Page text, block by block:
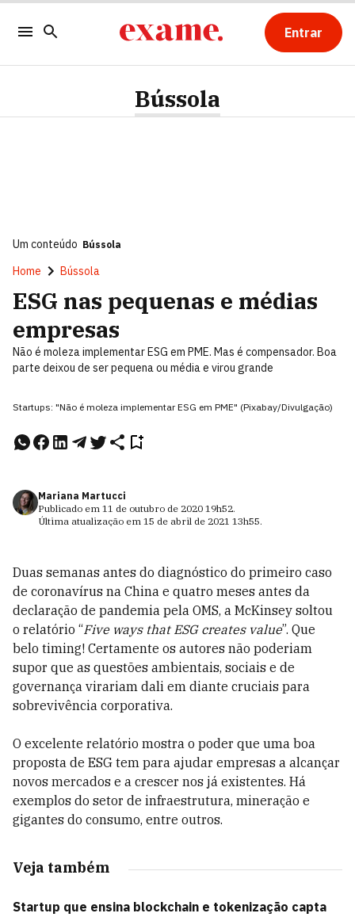
Entrar
Bússola
Um conteúdo Bússola
Home Bússola
ESG nas pequenas e médias
empresas
Não é moleza implementar ESG em PME. Mas é compensador. Boa
parte deixou de ser pequena ou média e virou grande
Startups: "Não é moleza implementar ESG em PME" (Pixabay/Divulgação)
Mariana Martucci
Publicado em 11 de outubro de 2020 19h52.
Última atualização em 15 de abril de 2021 13h55.
Duas semanas antes do diagnóstico do primeiro caso
de coronavírus na China e quatro meses antes da
declaração de pandemia pela OMS, a McKinsey soltou
o relatório “Five ways that ESG creates value”. Que
belo timing! Certamente os autores não poderiam
supor que as questões ambientais, sociais e de
governança virariam dali em diante cruciais para
sobrevivência corporativa.
O excelente relatório mostra o poder que uma boa
proposta de ESG tem para ajudar empresas a alcançar
novos mercados e a crescer nos já existentes. Há
exemplos do setor de infraestrutura, mineração e
gigantes do consumo, entre outros.
Veja também
Startup que ensina blockchain e tokenização capta